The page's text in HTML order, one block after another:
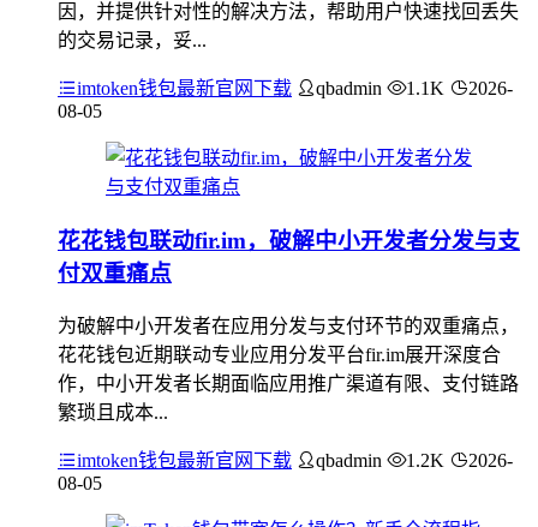
因，并提供针对性的解决方法，帮助用户快速找回丢失
的交易记录，妥...
imtoken钱包最新官网下载 qbadmin 1.1K
2026-
08-05
花花钱包联动fir.im，破解中小开发者分发与支
付双重痛点
为破解中小开发者在应用分发与支付环节的双重痛点，
花花钱包近期联动专业应用分发平台fir.im展开深度合
作，中小开发者长期面临应用推广渠道有限、支付链路
繁琐且成本...
imtoken钱包最新官网下载 qbadmin 1.2K
2026-
08-05